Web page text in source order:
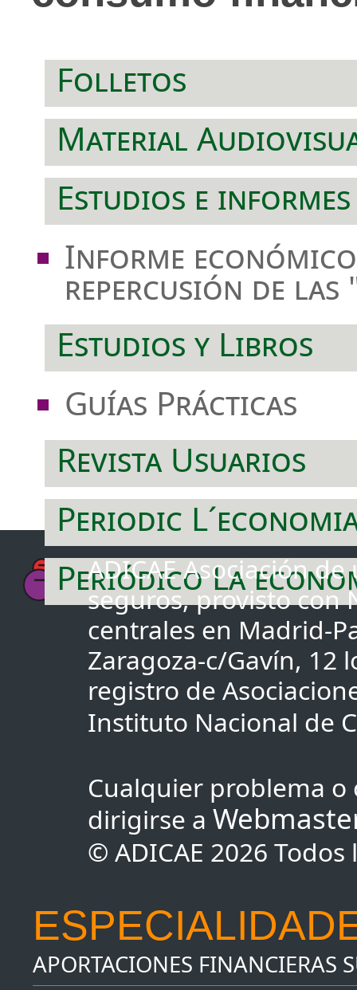
Folletos
Material
Estudios e informes
Informe
repercusión de
Estudios y Libros
Guías Prácticas
Revista Usuarios
Periodic
Periódico La
ADICAE Asociación
seguros, provisto con
centrales en Madrid-
Zaragoza-c/Gavín, 12
registro de
Instituto Nacional de
Cualquier problema
dirigirse a
© ADICAE 2026
APORTACIONES FINANCIERAS